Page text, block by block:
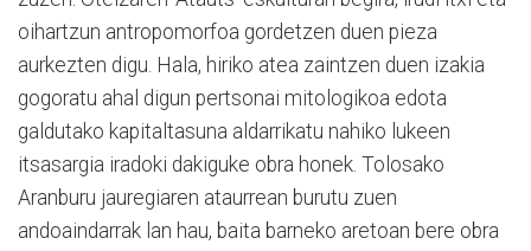
oihartzun antropomorfoa gordetzen duen pieza
aurkezten digu. Hala, hiriko atea zaintzen duen izakia
gogoratu ahal digun pertsonai mitologikoa edota
galdutako kapitaltasuna aldarrikatu nahiko lukeen
itsasargia iradoki dakiguke obra honek. Tolosako
Aranburu jauregiaren ataurrean burutu zuen
andoaindarrak lan hau, baita barneko aretoan bere obra